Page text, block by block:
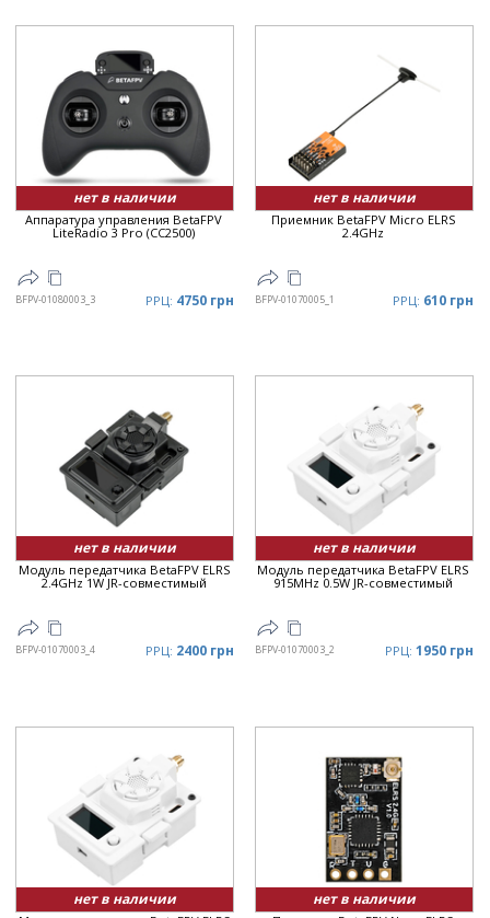
нет в наличии
Аппаратура управления BetaFPV
LiteRadio 3 Pro (CC2500)
BFPV-01080003_3 РРЦ: 4750 грн
нет в наличии
Приемник BetaFPV Micro ELRS
2.4GHz
BFPV-01070005_1 РРЦ: 610 грн
нет в наличии
Модуль передатчика BetaFPV ELRS
2.4GHz 1W JR-совместимый
BFPV-01070003_4 РРЦ: 2400 грн
нет в наличии
Модуль передатчика BetaFPV ELRS
915MHz 0.5W JR-совместимый
BFPV-01070003_2 РРЦ: 1950 грн
нет в наличии нет в наличии